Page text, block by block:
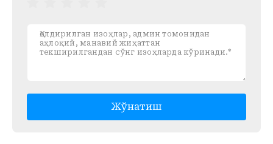
Жўнатиш